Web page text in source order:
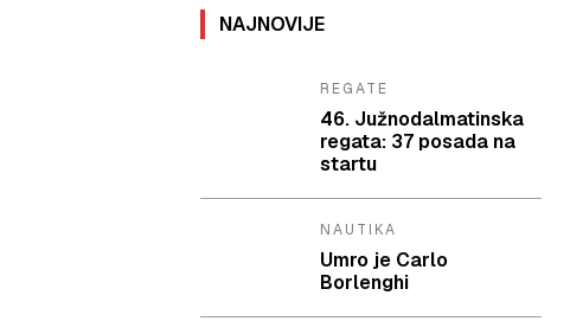
NAJNOVIJE
REGATE
46. Južnodalmatinska
regata: 37 posada na
startu
NAUTIKA
Umro je Carlo
Borlenghi